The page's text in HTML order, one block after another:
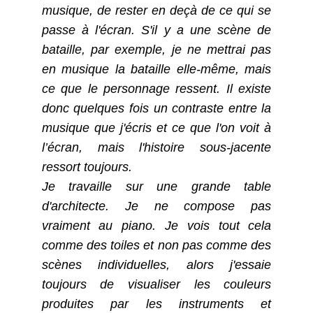
musique, de rester en deçà de ce qui se
passe à l'écran. S'il y a une scène de
bataille, par exemple, je ne mettrai pas
en musique la bataille elle-même, mais
ce que le personnage ressent. Il existe
donc quelques fois un contraste entre la
musique que j'écris et ce que l'on voit à
l’écran, mais l'histoire sous-jacente
ressort toujours.
Je travaille sur une grande table
d'architecte. Je ne compose pas
vraiment au piano. Je vois tout cela
comme des toiles et non pas comme des
scènes individuelles, alors j'essaie
toujours de visualiser les couleurs
produites par les instruments et